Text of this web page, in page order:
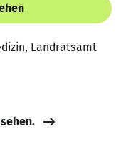
Landratsamt